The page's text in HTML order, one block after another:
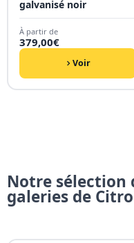
galvanisé noir
À partir de
379,00€
Voir
Notre sélection
galeries de